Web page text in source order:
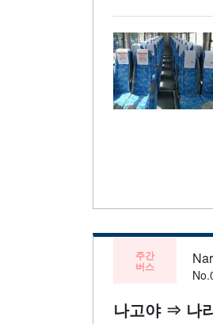
주간
버스
나고야 ⇒ 나